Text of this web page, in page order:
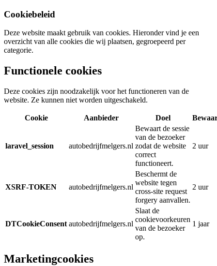
Cookiebeleid
Deze website maakt gebruik van cookies. Hieronder vind je een
overzicht van alle cookies die wij plaatsen, gegroepeerd per
categorie.
Functionele cookies
Deze cookies zijn noodzakelijk voor het functioneren van de
website. Ze kunnen niet worden uitgeschakeld.
Cookie Aanbieder Doel
laravel_session autobedrijfmelgers.nl
Bewaart de sessie
van de bezoeker
zodat de website
correct
functioneert.
2 uur
XSRF-TOKEN autobedrijfmelgers.nl
Beschermt de
website tegen
cross-site request
forgery aanvallen.
2 uur
DTCookieConsent autobedrijfmelgers.nl
Slaat de
cookievoorkeuren
van de bezoeker
op.
1 jaar
Marketingcookies